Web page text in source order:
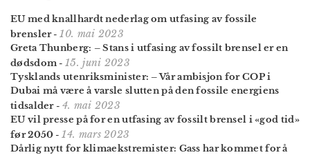
EU med knallhardt nederlag om utfasing av fossile
brensler- 10. mai 2023
Greta Thunberg: – Stans i utfasing av fossilt brensel er en
dødsdom - 15. juni 2023
Tysklands utenriksminister: – Vår ambisjon for COP i
Dubai må være å varsle slutten på den fossile energiens
tidsalder- 4. mai 2023
EU vil presse på for en utfasing av fossilt brensel i «god tid»
før 2050 - 14. mars 2023
Dårlig nytt for klimaekstremister: Gass har kommet for å